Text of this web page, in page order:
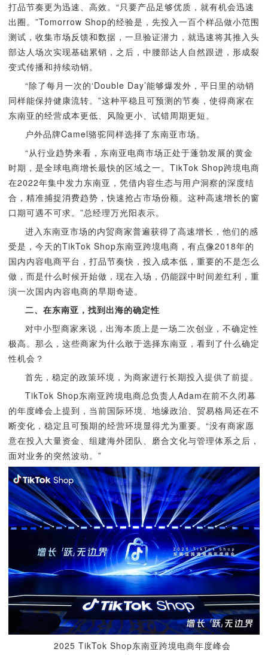
打品节奏更为迅速、高效。“只要产品足够优质，就有机会迅速
出圈。”Tomorrow Shop的经验是，先投入一百个样品做小范围
测试，收集市场反馈和数据，一旦验证潜力，就迅速将其推入头
部达人场次实现基础累销，之后，中腰部达人自然跟进，形成裂
变式传播和持续动销。
“除了每月一次的‘Double Day’能够爆发外，平日里的动销
同样能保持健康流转。”这种平稳且可预测的节奏，使得商家在
东南亚的经营成本更低、风险更小、试错周期更短。
户外品牌Camel骆驼同样选择了东南亚市场。
“从行业趋势来看，东南亚电商市场正处于蓬勃发展的黄金
时期，是全球电商增长最快的区域之一。TikTok Shop跨境电商
在2022年集中发力东南亚，凭借内容生态与用户洞察的深度结
合，精准捕捉消费趋势，快速抢占市场份额。这种高速增长的窗
口期可遇不可求。”总经理万光阳表示。
进入东南亚市场的内贸商家普遍获得了高速增长，他们的感
受是，今天的TikTok Shop东南亚跨境电商，有点像2018年的
国内内容电商平台，打品节奏快，投入成本低，重要的不是怎么
做，而是什么时候开始做，现在入场，仍能踩中时间差红利，重
演一次国内内容电商的早期奇迹。
二、在东南亚，找到出海的确定性
对中小型商家来说，出海本质上是一场二次创业，不确定性
极高。那么，这些商家为什么敢于选择东南亚，看到了什么确定
性机会？
首先，稳定的政策环境，为商家进行长期投入提供了前提。
TikTok Shop东南亚跨境电商总负责人Adam在前不久闭幕
的年度峰会上提到，当前国际环境、地缘政治、贸易格局还在不
断变化，稳定且可预期的经营环境显得尤为重要。“没有商家愿
意在投入大量资金、组建海外团队、磨合文化与管理体系之后，
面对业务的突然波动。”
2025 TikTok Shop东南亚跨境电商年度峰会